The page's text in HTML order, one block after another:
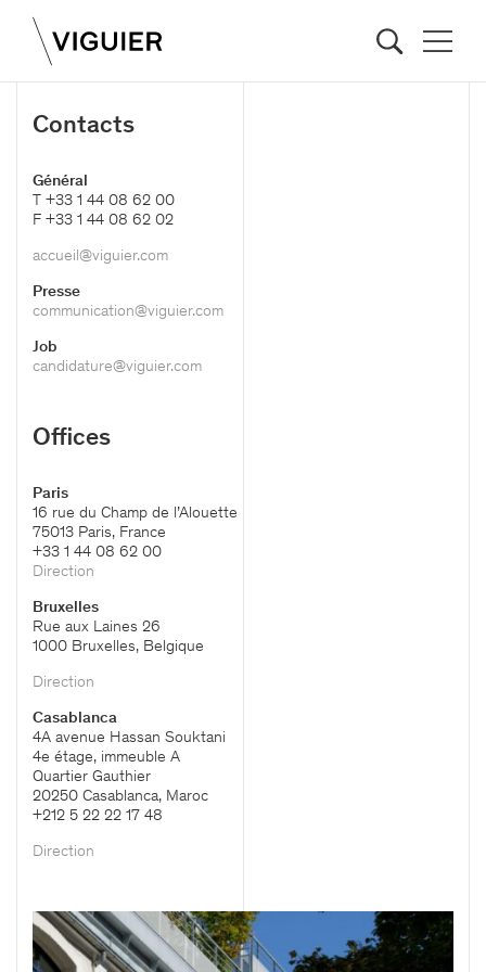
Contacts
Général
T +33 1 44 08 62 00
F +33 1 44 08 62 02
accueil@viguier.com
Presse
communication@viguier.com
Job
candidature@viguier.com
Offices
Paris
16 rue du Champ de l’Alouette
75013 Paris, France
+33 1 44 08 62 00
Direction
Bruxelles
Rue aux Laines 26
1000 Bruxelles, Belgique
Direction
Casablanca
4A avenue Hassan Souktani
4e étage, immeuble A
Quartier Gauthier
20250 Casablanca, Maroc
+212 5 22 22 17 48
Direction